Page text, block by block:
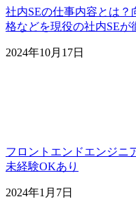
社内SEの仕事内容とは
格などを現役の社内SEが
2024年10月17日
フロントエンドエンジニ
未経験OKあり
2024年1月7日